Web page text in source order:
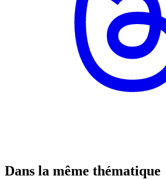
Dans la même thématique